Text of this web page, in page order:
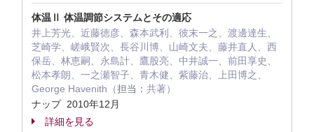
体温Ⅱ 体温調節システムとその適応
井上芳光、近藤徳彦、森本武利、彼末一之、渡邊達生、
芝崎学、嵯峨賢次、長谷川博、山崎文夫、藤井直人、西
保岳、林恵嗣、永島計、鷹股亮、中井誠一、前田享史、
松本孝朗、一之瀬智子、青木健、紫藤治、上田博之、
George Havenith（担当： 共著）
ナップ 2010年12月
詳細を見る